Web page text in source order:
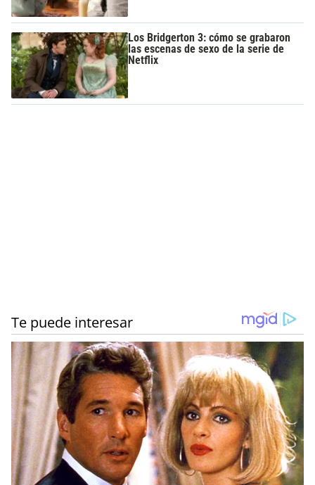
Los Bridgerton 3: cómo se grabaron
las escenas de sexo de la serie de
Netflix